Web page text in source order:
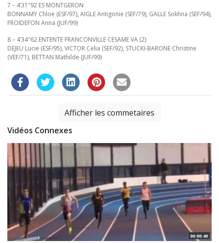
7 – 4’31″92 ES MONTGERON
BONNAMY Chloe (ESF/97), AIGLE Antigonie (SEF/79), GALLE Sokhna (SEF/94),
FROIDEFON Anna (JUF/99)
8 – 4’34″62 ENTENTE FRANCONVILLE CESAME VA (2)
DEJEU Lucie (ESF/95), VICTOR Celia (SEF/92), STUCKI-BARONE Christine
(VEF/71), BETTAN Mathilde (JUF/99)
Afficher les commetaires
Vidéos Connexes
00:00:49